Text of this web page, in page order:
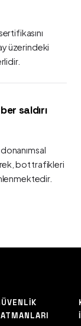
üzerindeki
saldırı
bot trafikleri